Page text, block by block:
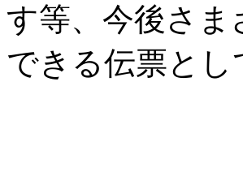
す等、今後さ
できる伝票と